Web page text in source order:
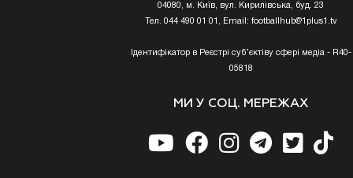
04080, м. Київ, вул. Кирилівська, буд. 23
Тел. 044 490 01 01, Email: footballhub@1plus1.tv
Ідентифікатор в Реєстрі суб’єктіву сфері медіа - R40-
05818
МИ У СОЦ. МЕРЕЖАХ